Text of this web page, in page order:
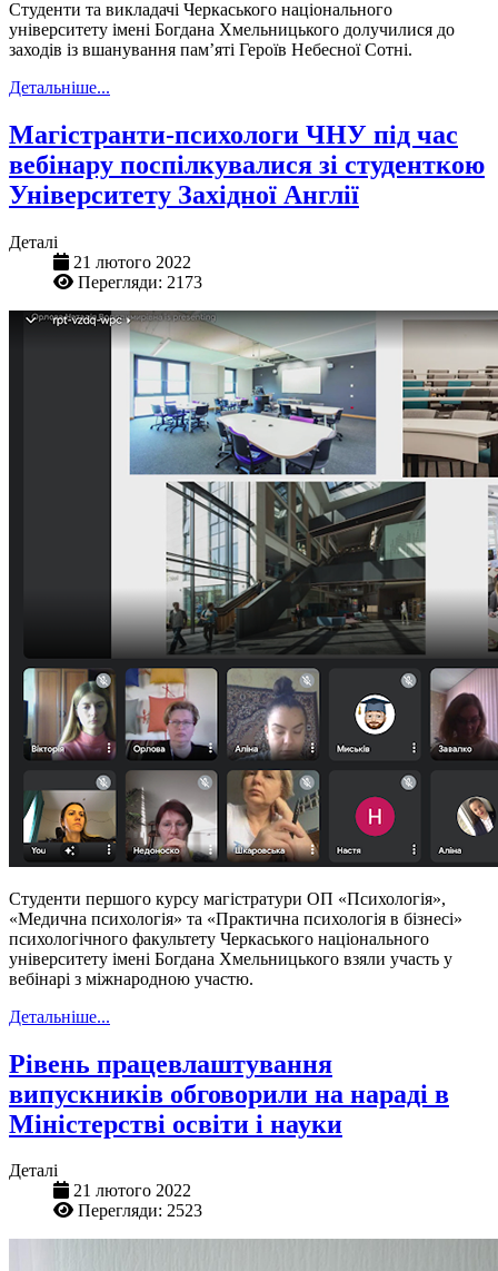
Студенти та викладачі Черкаського національного
університету імені Богдана Хмельницького долучилися до
заходів із вшанування пам’яті Героїв Небесної Сотні.
Детальніше...
Магістранти-психологи ЧНУ під час
вебінару поспілкувалися зі студенткою
Університету Західної Англії
Деталі
21 лютого 2022
Перегляди: 2173
Студенти першого курсу магістратури ОП «Психологія»,
«Медична психологія» та «Практична психологія в бізнесі»
психологічного факультету Черкаського національного
університету імені Богдана Хмельницького взяли участь у
вебінарі з міжнародною участю.
Детальніше...
Рівень працевлаштування
випускників обговорили на нараді в
Міністерстві освіти і науки
Деталі
21 лютого 2022
Перегляди: 2523